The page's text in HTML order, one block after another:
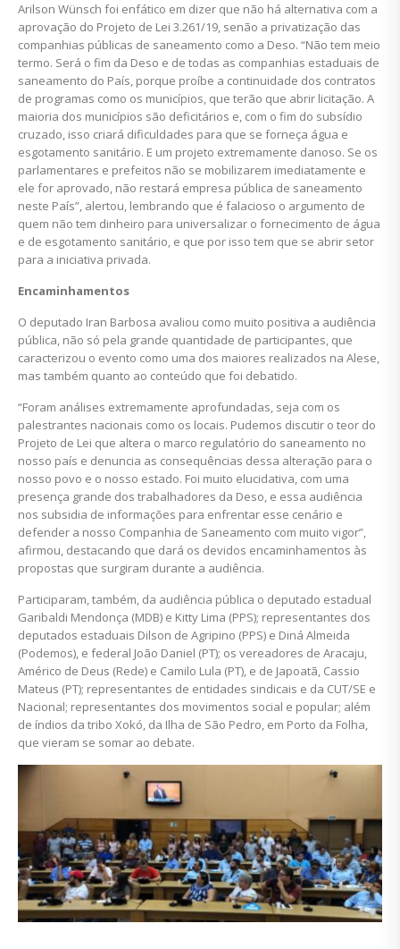
Arilson Wünsch foi enfático em dizer que não há alternativa com a
aprovação do Projeto de Lei 3.261/19, senão a privatização das
companhias públicas de saneamento como a Deso. “Não tem meio
termo. Será o fim da Deso e de todas as companhias estaduais de
saneamento do País, porque proíbe a continuidade dos contratos
de programas como os municípios, que terão que abrir licitação. A
maioria dos municípios são deficitários e, com o fim do subsídio
cruzado, isso criará dificuldades para que se forneça água e
esgotamento sanitário. E um projeto extremamente danoso. Se os
parlamentares e prefeitos não se mobilizarem imediatamente e
ele for aprovado, não restará empresa pública de saneamento
neste País”, alertou, lembrando que é falacioso o argumento de
quem não tem dinheiro para universalizar o fornecimento de água
e de esgotamento sanitário, e que por isso tem que se abrir setor
para a iniciativa privada.
Encaminhamentos
O deputado Iran Barbosa avaliou como muito positiva a audiência
pública, não só pela grande quantidade de participantes, que
caracterizou o evento como uma dos maiores realizados na Alese,
mas também quanto ao conteúdo que foi debatido.
“Foram análises extremamente aprofundadas, seja com os
palestrantes nacionais como os locais. Pudemos discutir o teor do
Projeto de Lei que altera o marco regulatório do saneamento no
nosso país e denuncia as consequências dessa alteração para o
nosso povo e o nosso estado. Foi muito elucidativa, com uma
presença grande dos trabalhadores da Deso, e essa audiência
nos subsidia de informações para enfrentar esse cenário e
defender a nosso Companhia de Saneamento com muito vigor”,
afirmou, destacando que dará os devidos encaminhamentos às
propostas que surgiram durante a audiência.
Participaram, também, da audiência pública o deputado estadual
Garibaldi Mendonça (MDB) e Kitty Lima (PPS); representantes dos
deputados estaduais Dilson de Agripino (PPS) e Diná Almeida
(Podemos), e federal João Daniel (PT); os vereadores de Aracaju,
Américo de Deus (Rede) e Camilo Lula (PT), e de Japoatã, Cassio
Mateus (PT); representantes de entidades sindicais e da CUT/SE e
Nacional; representantes dos movimentos social e popular; além
de índios da tribo Xokó, da Ilha de São Pedro, em Porto da Folha,
que vieram se somar ao debate.